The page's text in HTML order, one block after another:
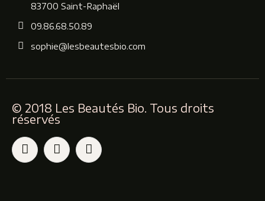
83700 Saint-Raphaël
09.86.68.50.89
sophie@lesbeautesbio.com
© 2018 Les Beautés Bio. Tous droits
réservés